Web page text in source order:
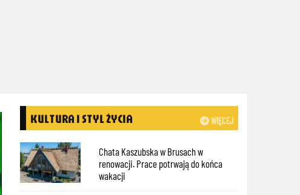
WIĘCEJ
KULTURA I STYL ŻYCIA
Chata Kaszubska w Brusach w
renowacji. Prace potrwają do końca
wakacji